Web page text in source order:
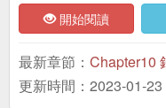
開始閱讀
最新章節： Chapter10
更新時間：2023-01-